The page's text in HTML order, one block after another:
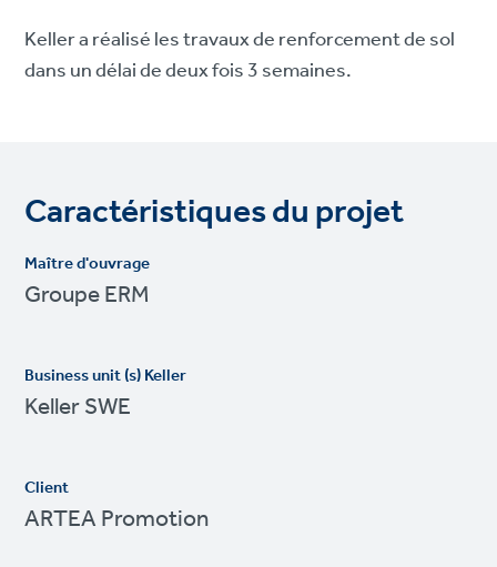
Keller a réalisé les travaux de renforcement de sol
dans un délai de deux fois 3 semaines.
Caractéristiques du projet
Maître d'ouvrage
Groupe ERM
Business unit (s) Keller
Keller SWE
Client
ARTEA Promotion